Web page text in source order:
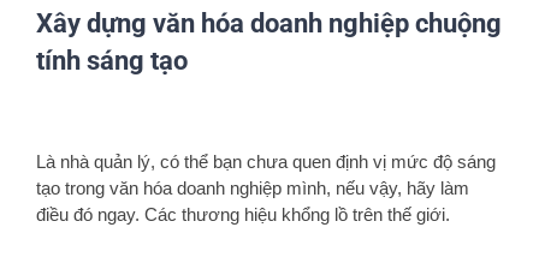
Xây dựng văn hóa doanh nghiệp chuộng
tính sáng tạo
Larger
Image
Là nhà quản lý, có thể bạn chưa quen định vị mức độ sáng
tạo trong văn hóa doanh nghiệp mình, nếu vậy, hãy làm
điều đó ngay. Các thương hiệu khổng lồ trên thế giới.